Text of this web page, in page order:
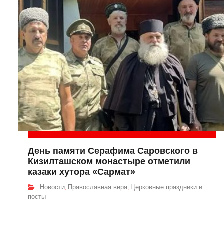
День памяти Серафима Саровского в
Кизилташском монастыре отметили
казаки хутора «Сармат»
Новости, Православная вера, Церковные праздники и
посты